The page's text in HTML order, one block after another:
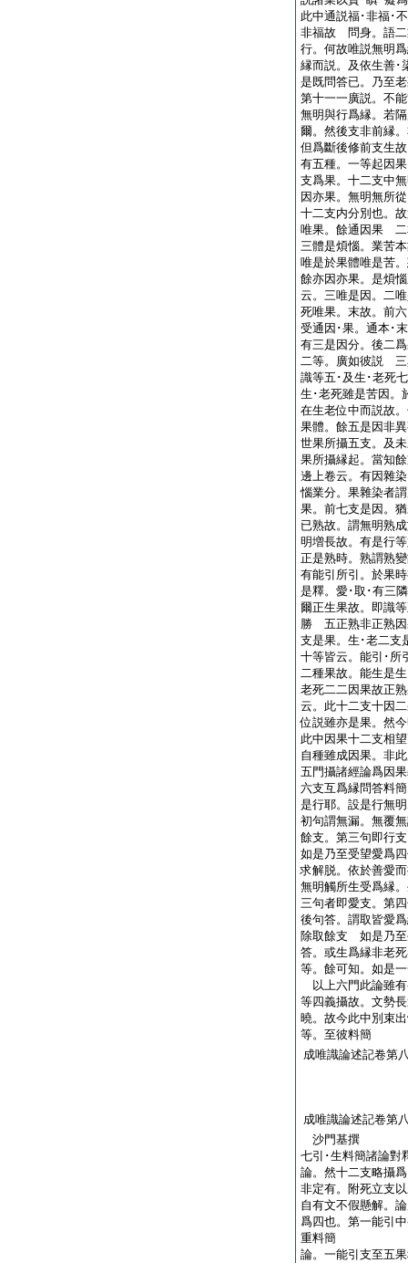
此中通説福･非福･
非福故 問身。語二
行。何故唯説無明
縁而説。及依生善･
是既問答已。乃至
第十一一廣説。不
無明與行爲縁。若
爾。然後支非前縁
但爲斷後修前支生
有五種。一等起因
支爲果。十二支中
因亦果。無明無所
十二支内分別也。
唯果。餘通因果 二
三體是煩惱。業苦
唯是於果體唯是苦
餘亦因亦果。是煩
云。三唯是因。二
死唯果。末故。前
受通因･果。通本･
有三是因分。後二
二等。廣如彼説 三
識等五･及生･老死
生･老死雖是苦因。
在生老位中而説故
果體。餘五是因非
世果所攝五支。及
果所攝縁起。當知
邊上卷云。有因雜
惱業分。果雜染者
果。前七支是因。
已熟故。謂無明熟
明増長故。有是行
正是熟時。熟謂熟
有能引所引。於果
是釋。愛･取･有三
爾正生果故。即識
勝 五正熟非正熟因
支是果。生･老二支
十等皆云。能引･所
二種果故。能生是
老死二二因果故正
云。此十二支十因
位説雖亦是果。然
此中因果十二支相
自種雖成因果。非
五門攝諸經論爲因
六支互爲縁問答料
是行耶。設是行無
初句謂無漏。無覆
餘支。第三句即行
如是乃至受望愛爲
求解脱。依於善愛
無明觸所生受爲縁
三句者即愛支。第
後句答。謂取皆愛
除取餘支 如是乃至
答。或生爲縁非老
等。餘可知。如是
以上六門此論雖
等四義攝故。文勢
曉。故今此中別束
等。至彼料簡
成唯識論述記卷第
成唯識論述記卷第
沙門基撰
七引･生料簡諸論對
論。然十二支略攝
非定有。附死立支
自有文不假懸解。
爲四也。第一能引
重料簡
論。一能引支至五